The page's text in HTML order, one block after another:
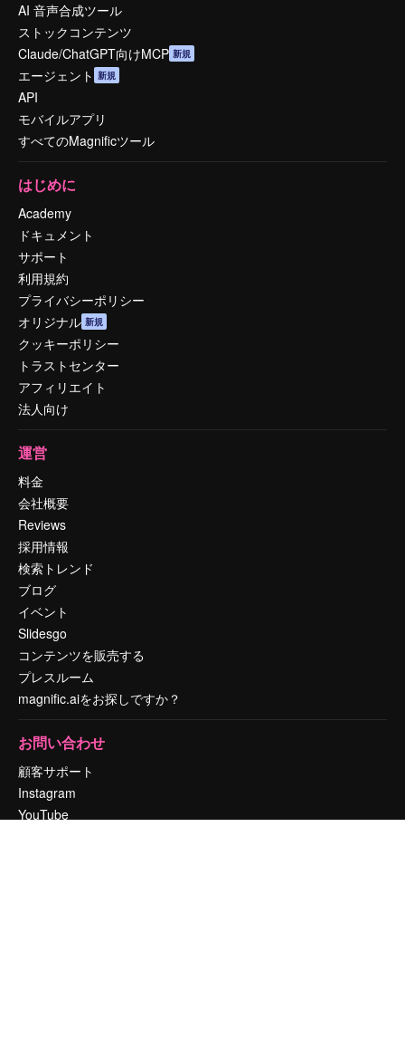
AI 音声合成ツール
ストックコンテンツ
Claude/ChatGPT向けMCP 新規
エージェント 新規
API
モバイルアプリ
すべてのMagnificツール
はじめに
Academy
ドキュメント
サポート
利用規約
プライバシーポリシー
オリジナル 新規
クッキーポリシー
トラストセンター
アフィリエイト
法人向け
運営
料金
会社概要
Reviews
採用情報
検索トレンド
ブログ
イベント
Slidesgo
コンテンツを販売する
プレスルーム
magnific.aiをお探しですか？
お問い合わせ
顧客サポート
Instagram
YouTube